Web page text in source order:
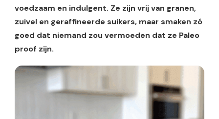
voedzaam en indulgent. Ze zijn vrij van granen,
zuivel en geraffineerde suikers, maar smaken zó
goed dat niemand zou vermoeden dat ze Paleo
proof zijn.